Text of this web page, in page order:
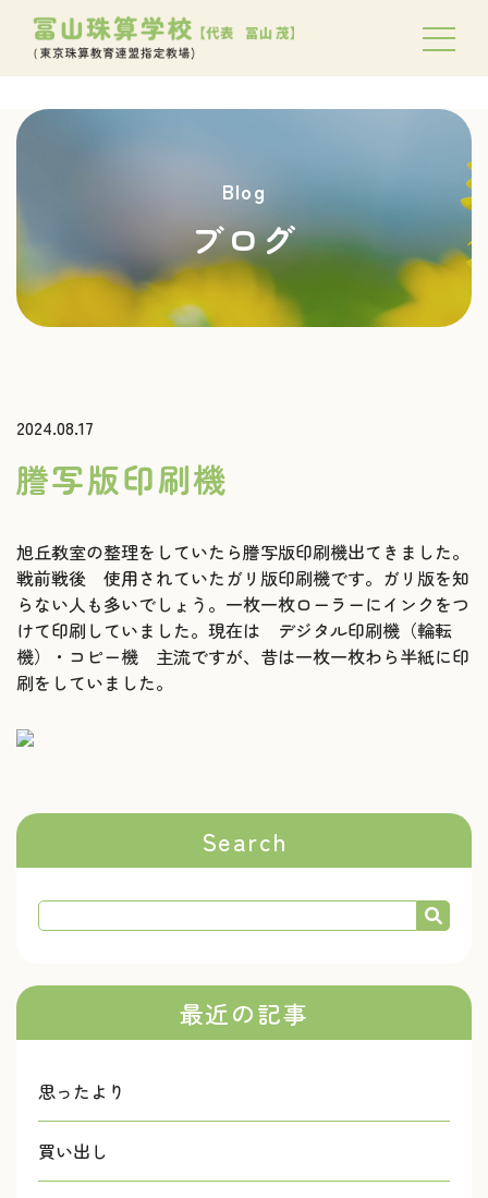
Blog
ブログ
2024.08.17
謄写版印刷機
旭丘教室の整理をしていたら謄写版印刷機出てきました。
戦前戦後 使用されていたガリ版印刷機です。ガリ版を知
らない人も多いでしょう。一枚一枚ローラーにインクをつ
けて印刷していました。現在は デジタル印刷機（輪転
機）・コピー機 主流ですが、昔は一枚一枚わら半紙に印
刷をしていました。
Search
最近の記事
思ったより
買い出し